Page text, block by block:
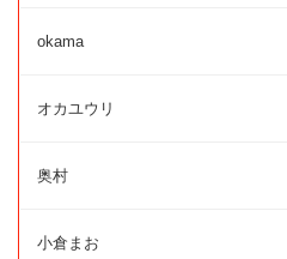
okama
オカユウリ
奥村
小倉まお